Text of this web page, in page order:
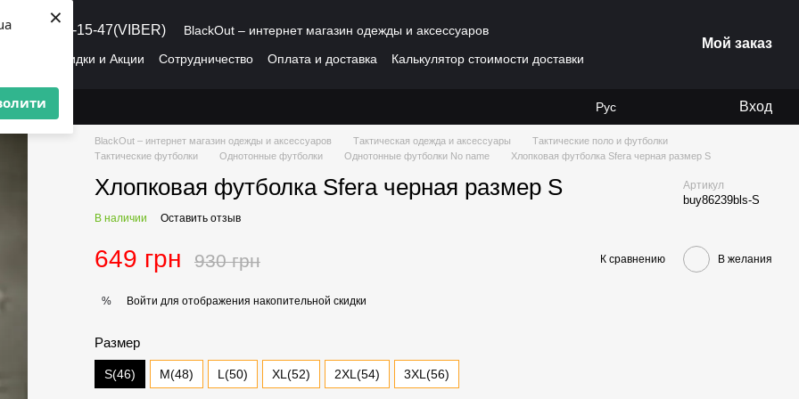
×
(095) 486-15-47(VIBER)
BlackOut – интернет магазин одежды и аксессуаров
Скидки и Акции Сотрудничество Оплата и доставка
Калькулятор стоимости доставки
Мой заказ
Рус Вход
BlackOut – интернет магазин одежды и аксессуаров Тактическая одежда и аксессуары
Тактические поло и футболки
Тактические футболки
Однотонные футболки Однотонные футболки No name Хлопковая футболка Sfera черная размер S
Хлопковая футболка Sfera черная размер S Артикул
buy86239bls-S
В наличии Оставить отзыв
649 грн 930 грн К сравнению В желания
% Войти для отображения накопительной скидки
Размер
S(46) M(48) L(50) XL(52) 2XL(54) 3XL(56)